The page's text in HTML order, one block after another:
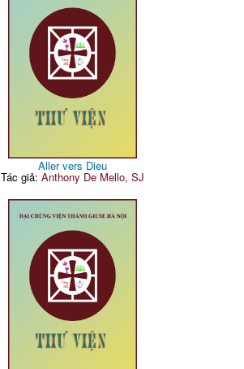
Aller vers Dieu
Tác giả: Anthony De Mello, SJ